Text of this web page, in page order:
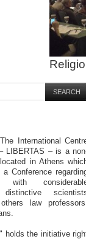
International
LIBERTAS – is a
in Athens
Conference
with
law
holds the initiative